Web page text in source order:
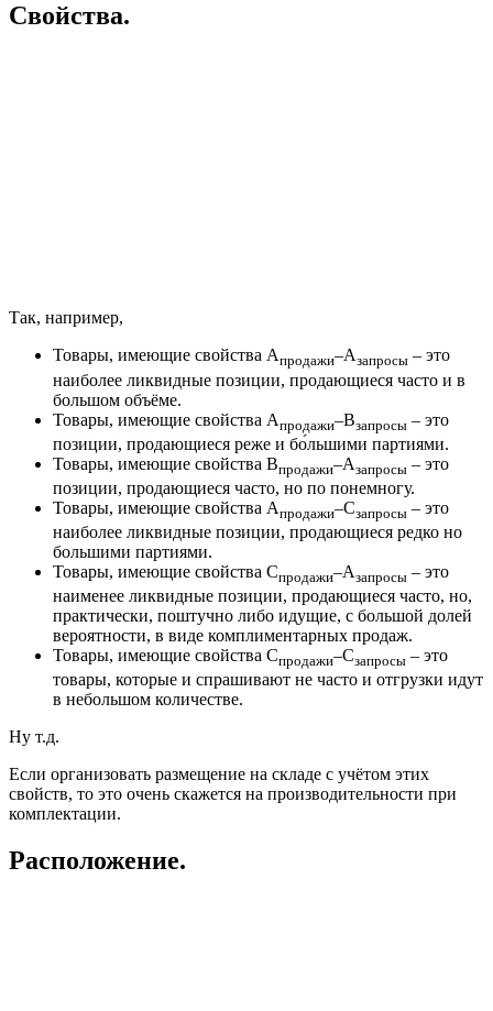
Свойства.
Так, например,
Товары, имеющие свойства Апродажи–Азапросы – это
наиболее ликвидные позиции, продающиеся часто и в
большом объёме.
Товары, имеющие свойства Апродажи–Взапросы – это
позиции, продающиеся реже и бо́льшими партиями.
Товары, имеющие свойства Впродажи–Азапросы – это
позиции, продающиеся часто, но по понемногу.
Товары, имеющие свойства Апродажи–Сзапросы – это
наиболее ликвидные позиции, продающиеся редко но
большими партиями.
Товары, имеющие свойства Спродажи–Азапросы – это
наименее ликвидные позиции, продающиеся часто, но,
практически, поштучно либо идущие, с большой долей
вероятности, в виде комплиментарных продаж.
Товары, имеющие свойства Спродажи–Сзапросы – это
товары, которые и спрашивают не часто и отгрузки идут
в небольшом количестве.
Ну т.д.
Если организовать размещение на складе с учётом этих
свойств, то это очень скажется на производительности при
комплектации.
Расположение.